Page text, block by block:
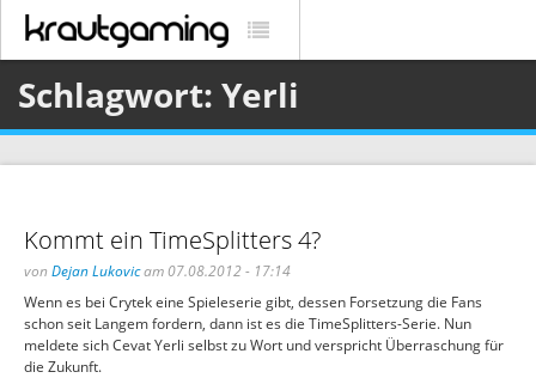
Schlagwort: Yerli
Kommt ein TimeSplitters 4?
von Dejan Lukovicam 07.08.2012 - 17:14
Wenn es bei Crytek eine Spieleserie gibt, dessen Forsetzung die Fans
schon seit Langem fordern, dann ist es die TimeSplitters-Serie. Nun
meldete sich Cevat Yerli selbst zu Wort und verspricht Überraschung für
die Zukunft.